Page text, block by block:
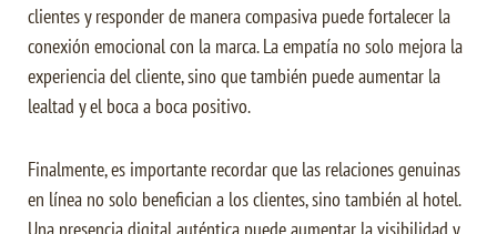
clientes y responder de manera compasiva puede fortalecer la
conexión emocional con la marca. La empatía no solo mejora la
experiencia del cliente, sino que también puede aumentar la
lealtad y el boca a boca positivo.
Finalmente, es importante recordar que las relaciones genuinas
en línea no solo benefician a los clientes, sino también al hotel.
Una presencia digital auténtica puede aumentar la visibilidad y